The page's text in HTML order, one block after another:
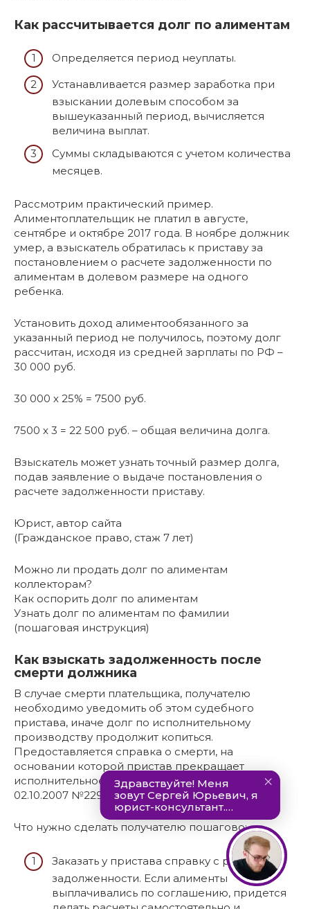
Как рассчитывается долг по алиментам
Определяется период неуплаты.
Устанавливается размер заработка при
взыскании долевым способом за
вышеуказанный период, вычисляется
величина выплат.
Суммы складываются с учетом количества
месяцев.
Рассмотрим практический пример.
Алиментоплательщик не платил в августе,
сентябре и октябре 2017 года. В ноябре должник
умер, а взыскатель обратилась к приставу за
постановлением о расчете задолженности по
алиментам в долевом размере на одного
ребенка.
Установить доход алиментообязанного за
указанный период не получилось, поэтому долг
рассчитан, исходя из средней зарплаты по РФ –
30 000 руб.
30 000 х 25% = 7500 руб.
7500 х 3 = 22 500 руб. – общая величина долга.
Взыскатель может узнать точный размер долга,
подав заявление о выдаче постановления о
расчете задолженности приставу.
Юрист, автор сайта
(Гражданское право, стаж 7 лет)
Можно ли продать долг по алиментам
коллекторам?
Как оспорить долг по алиментам
Узнать долг по алиментам по фамилии
(пошаговая инструкция)
Как взыскать задолженность после
смерти должника
В случае смерти плательщика, получателю
необходимо уведомить об этом судебного
пристава, иначе долг по исполнительному
производству продолжит копиться.
Предоставляется справка о смерти, на
основании которой пристав прекращает
исполнительное производство (ст. 43 ФЗ от
02.10.2007 №229-ФЗ).
Что нужно сделать получателю пошагово:
Заказать у пристава справку с расчетом
задолженности. Если алименты
выплачивались по соглашению, придется